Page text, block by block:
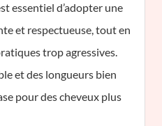
essentiel d’adopter une
et respectueuse, tout en
trop agressives.
et des longueurs bien
pour des cheveux plus